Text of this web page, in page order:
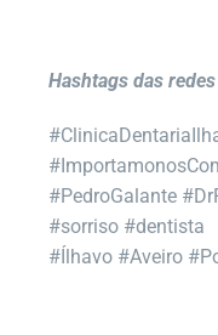
Hashtags das
#PedroGalante
#sorriso #dentista
#Ílhavo #Aveiro